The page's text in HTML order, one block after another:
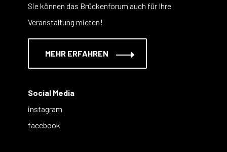
Sie können das Brückenforum auch für Ihre
Veranstaltung mieten!
MEHR ERFAHREN
Social Media
instagram
facebook